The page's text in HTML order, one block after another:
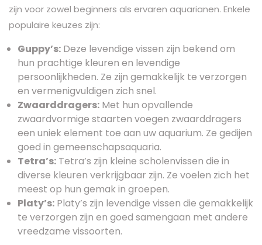
zijn voor zowel beginners als ervaren aquarianen. Enkele
populaire keuzes zijn:
Guppy’s: Deze levendige vissen zijn bekend om
hun prachtige kleuren en levendige
persoonlijkheden. Ze zijn gemakkelijk te verzorgen
en vermenigvuldigen zich snel.
Zwaarddragers: Met hun opvallende
zwaardvormige staarten voegen zwaarddragers
een uniek element toe aan uw aquarium. Ze gedijen
goed in gemeenschapsaquaria.
Tetra’s: Tetra’s zijn kleine scholenvissen die in
diverse kleuren verkrijgbaar zijn. Ze voelen zich het
meest op hun gemak in groepen.
Platy’s: Platy’s zijn levendige vissen die gemakkelijk
te verzorgen zijn en goed samengaan met andere
vreedzame vissoorten.